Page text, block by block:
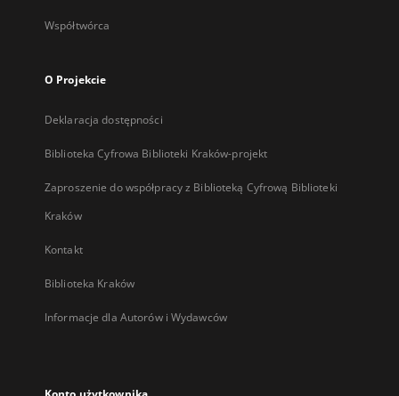
Współtwórca
O Projekcie
Deklaracja dostępności
Biblioteka Cyfrowa Biblioteki Kraków-projekt
Zaproszenie do współpracy z Biblioteką Cyfrową Biblioteki
Kraków
Kontakt
Biblioteka Kraków
Informacje dla Autorów i Wydawców